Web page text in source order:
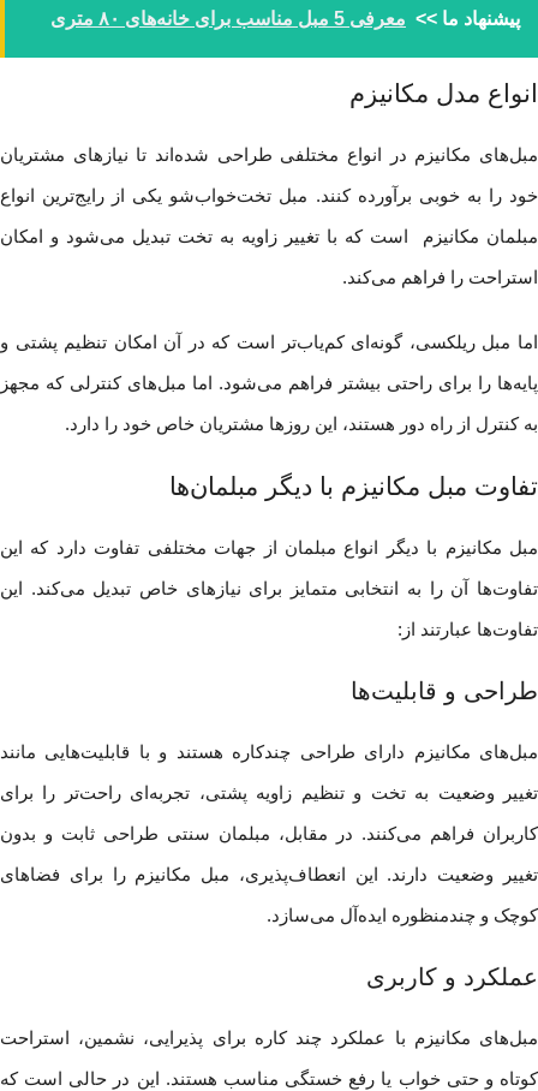
پیشنهاد ما >> معرفی 5 مبل مناسب برای خانه‌های ۸۰ متری
انواع مدل مکانیزم
مبل‌های مکانیزم در انواع مختلفی طراحی شده‌اند تا نیازهای مشتریان
خود را به خوبی برآورده کنند. مبل تخت‌خواب‌شو یکی از رایج‌ترین انواع
مبلمان مکانیزم است که با تغییر زاویه به تخت تبدیل می‌شود و امکان
استراحت را فراهم می‌کند.
اما مبل ریلکسی، گونه‌ای کم‌یاب‌تر است که در آن امکان تنظیم پشتی و
پایه‌ها را برای راحتی بیشتر فراهم می‌شود. اما مبل‌های کنترلی که مجهز
به کنترل از راه دور هستند، این روزها مشتریان خاص خود را دارد.
تفاوت مبل مکانیزم با دیگر مبلمان‌ها
مبل مکانیزم با دیگر انواع مبلمان از جهات مختلفی تفاوت دارد که این
تفاوت‌ها آن را به انتخابی متمایز برای نیازهای خاص تبدیل می‌کند. این
تفاوت‌ها عبارتند از:
طراحی و قابلیت‌ها
مبل‌های مکانیزم دارای طراحی چندکاره هستند و با قابلیت‌هایی مانند
تغییر وضعیت به تخت و تنظیم زاویه پشتی، تجربه‌ای راحت‌تر را برای
کاربران فراهم می‌کنند. در مقابل، مبلمان سنتی طراحی ثابت و بدون
تغییر وضعیت دارند. این انعطاف‌پذیری، مبل مکانیزم را برای فضاهای
کوچک و چندمنظوره ایده‌آل می‌سازد.
عملکرد و کاربری
مبل‌های مکانیزم با عملکرد چند کاره برای پذیرایی، نشمین، استراحت
کوتاه و حتی خواب یا رفع خستگی مناسب‌ هستند. این در حالی است که